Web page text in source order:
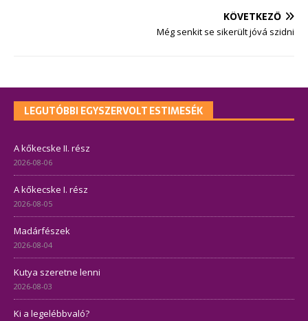
KÖVETKEZŐ
Még senkit se sikerült jóvá szidni
LEGUTÓBBI EGYSZERVOLT ESTIMESÉK
A kőkecske II. rész
2026-08-06
A kőkecske I. rész
2026-08-05
Madárfészek
2026-08-04
Kutya szeretne lenni
2026-08-03
Ki a legelébbvaló?